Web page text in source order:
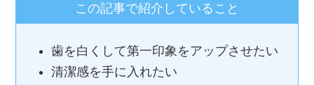
この記事で紹介していること
歯を白くして第一印象をアップさせたい
清潔感を手に入れたい